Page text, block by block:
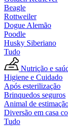
Beagle
Rottweiler
Dogue Alemão
Poodle
Husky Siberiano
Tudo
Nutrição e
Higiene e Cuidado
Após esterilização
Brinquedos seguros
Animal de
Diversão em casa
Tudo